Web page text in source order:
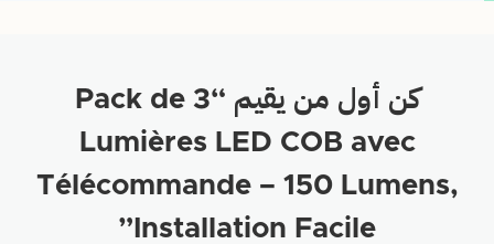
كن أول من يقيم “Pack de 3
Lumières LED COB avec
Télécommande – 150 Lumens,
Installation Facile”